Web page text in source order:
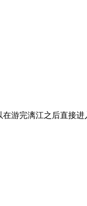
游完漓江之后直接进